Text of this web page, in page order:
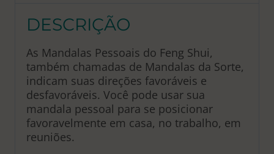
DESCRIÇÃO
As Mandalas Pessoais do Feng Shui,
também chamadas de Mandalas da Sorte,
indicam suas direções favoráveis e
desfavoráveis. Você pode usar sua
mandala pessoal para se posicionar
favoravelmente em casa, no trabalho, em
reuniões.